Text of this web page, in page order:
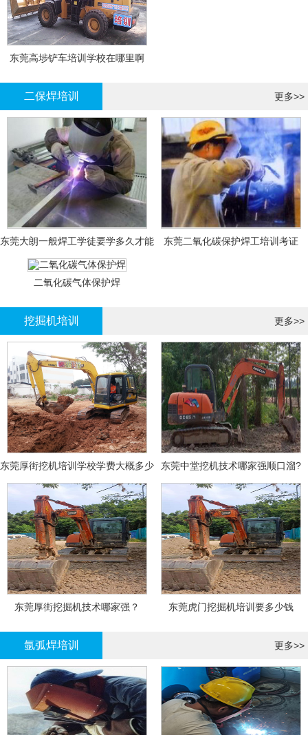
东莞高埗铲车培训学校在哪里啊
二保焊培训 更多>>
东莞大朗一般焊工学徒要学多久才能
拿证？
东莞二氧化碳保护焊工培训考证
二氧化碳气体保护焊
挖掘机培训 更多>>
东莞厚街挖机培训学校学费大概多少 东莞中堂挖机技术哪家强顺口溜?
东莞厚街挖掘机技术哪家强？ 东莞虎门挖掘机培训要多少钱
氩弧焊培训 更多>>